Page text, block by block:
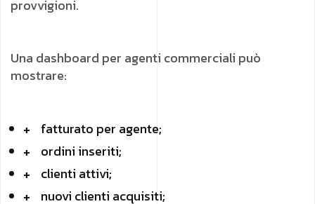
provvigioni.
Una dashboard per agenti commerciali può
mostrare:
fatturato per agente;
ordini inseriti;
clienti attivi;
nuovi clienti acquisiti;